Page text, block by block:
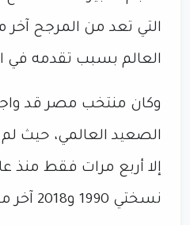
التي تعد من المرجح
العالم بسبب تقدمه في
وكان منتخب مصر قد
الصعيد العالمي، حيث
نسختي 1990 و2018 آخر مشاركتين له.